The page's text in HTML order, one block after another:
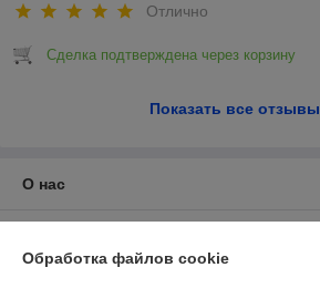
Отлично
Сделка подтверждена через корзину
Показать все отзывы
О нас
Обработка файлов cookie